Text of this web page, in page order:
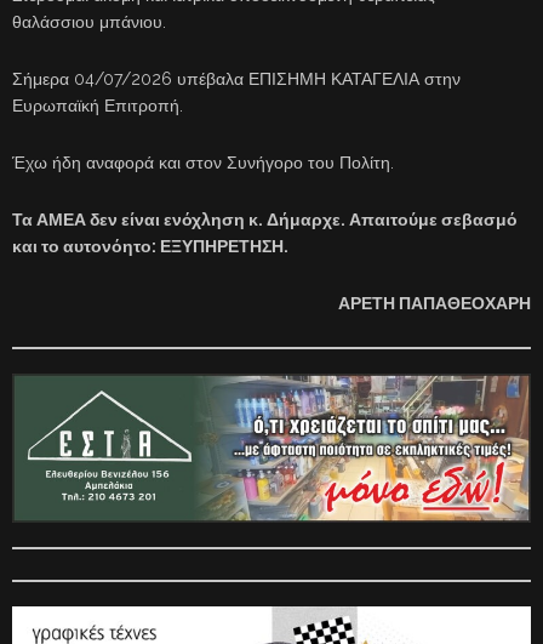
θαλάσσιου μπάνιου.
Σήμερα 04/07/2026 υπέβαλα ΕΠΙΣΗΜΗ ΚΑΤΑΓΕΛΙΑ στην
Ευρωπαϊκή Επιτροπή.
Έχω ήδη αναφορά και στον Συνήγορο του Πολίτη.
Τα ΑΜΕΑ δεν είναι ενόχληση κ. Δήμαρχε. Απαιτούμε σεβασμό
και το αυτονόητο: ΕΞΥΠΗΡΕΤΗΣΗ.
ΑΡΕΤΗ ΠΑΠΑΘΕΟΧΑΡΗ